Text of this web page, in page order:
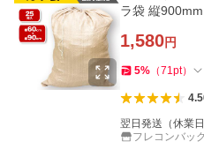
ラ袋 縦
1,580円
5% （71pt）
翌日発送（休業日
フレコンバッ